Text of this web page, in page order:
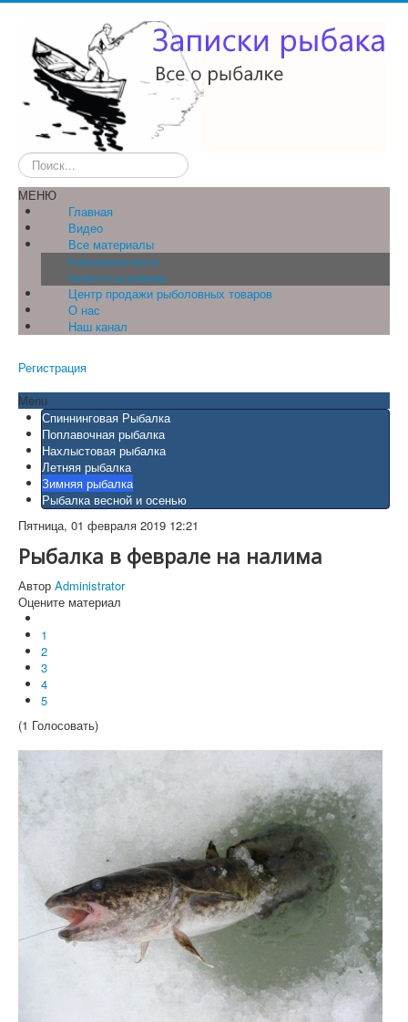
Искать...
МЕНЮ
Главная
Видео
Все материалы
Рыболовные места
Хитрости на рыбалке
Центр продажи рыболовных товаров
О нас
Наш канал
Регистрация
Menu
Спиннинговая Рыбалка
Поплавочная рыбалка
Нахлыстовая рыбалка
Летняя рыбалка
Зимняя рыбалка
Рыбалка весной и осенью
Пятница, 01 февраля 2019 12:21
Рыбалка в феврале на налима
Автор Administrator
Оцените материал
1
2
3
4
5
(1 Голосовать)